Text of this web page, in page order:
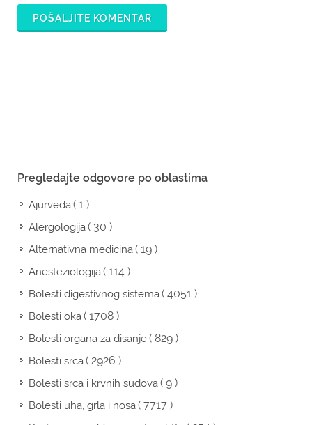
POŠALJITE KOMENTAR
Pregledajte odgovore po oblastima
Ajurveda( 1 )
Alergologija( 30 )
Alternativna medicina( 19 )
Anesteziologija( 114 )
Bolesti digestivnog sistema( 4051 )
Bolesti oka( 1708 )
Bolesti organa za disanje( 829 )
Bolesti srca( 2926 )
Bolesti srca i krvnih sudova( 9 )
Bolesti uha, grla i nosa( 7717 )